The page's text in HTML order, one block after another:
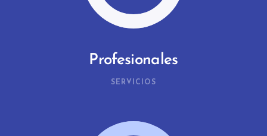
Profesionales
SERVICIOS